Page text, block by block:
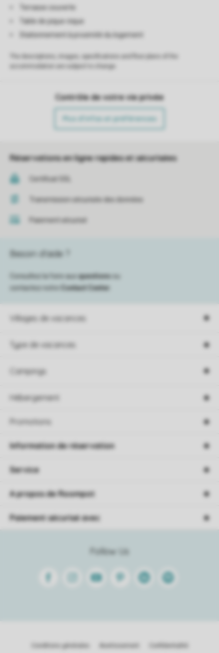
Terrasse couverte
Table de pique-nique
Stationnement à proximité du logement
Contrôle de votre vie privée
Plus d’infos et préférences
Réservations en ligne rapides et sécurisées
Certificat SSL
Transmission sécurisée des données
Paiement sécurisé
Villages de vacances
Type de vacances
Campings
Hébergement
Promotions
Besoin d’aide ?
Consultez la foire aux questions
contactez notre
Contact Center
Follow Us
FacebookInstagramYoutube PinterestLinkedinSpotify
Information de réservation
Service
A propos de Roompot
Paiement sécurisé avec